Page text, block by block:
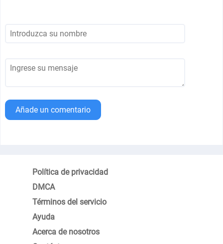
Añade un comentario
Política de privacidad
DMCA
Términos del servicio
Ayuda
Acerca de nosotros